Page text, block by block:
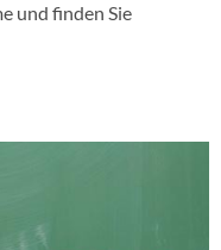
und finden Sie